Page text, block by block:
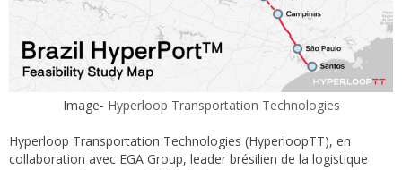
Image- Hyperloop Transportation Technologies
Hyperloop Transportation Technologies (HyperloopTT), en
collaboration avec EGA Group, leader brésilien de la logistique